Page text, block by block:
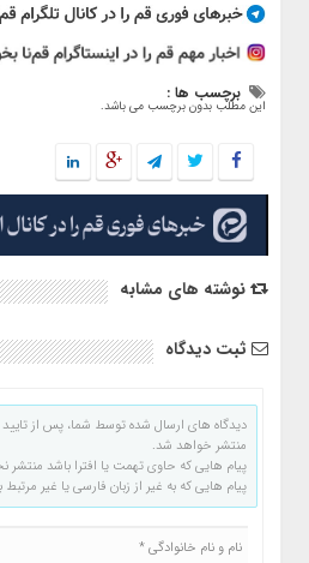
برچسب ها :
این مطلب بدون برچسب می باشد.
نوشته های مشابه
ثبت دیدگاه
دیدگاه های ارسال شده توسط شما، پس از
منتشر خواهد شد.
پیام هایی که حاوی تهمت یا افترا باشد منتشر
پیام هایی که به غیر از زبان فارسی یا غیر